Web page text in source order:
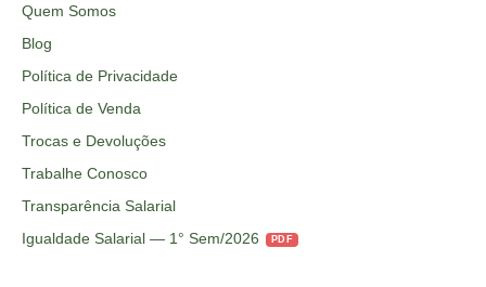
Quem Somos
Blog
Política de Privacidade
Política de Venda
Trocas e Devoluções
Trabalhe Conosco
Transparência Salarial
Igualdade Salarial — 1° Sem/2026
PDF